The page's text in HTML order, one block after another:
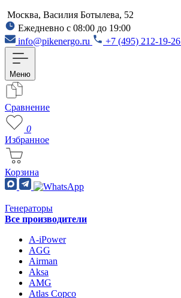
Москва, Василия Ботылева, 52
Ежедневно с 08:00 до 19:00
info@pikenergo.ru
+7 (495) 212-19-26
Меню
Сравнение
0
Избранное
Корзина
Генераторы
Все производители
A-iPower
AGG
Airman
Aksa
AMG
Atlas Copco